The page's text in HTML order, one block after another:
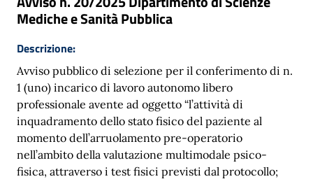
Mediche e Sanità Pubblica
Descrizione:
Avviso pubblico di selezione per il conferimento di n.
1 (uno) incarico di lavoro autonomo libero
professionale avente ad oggetto “l’attività di
inquadramento dello stato fisico del paziente al
momento dell’arruolamento pre-operatorio
nell’ambito della valutazione multimodale psico-
fisica, attraverso i test fisici previsti dal protocollo;